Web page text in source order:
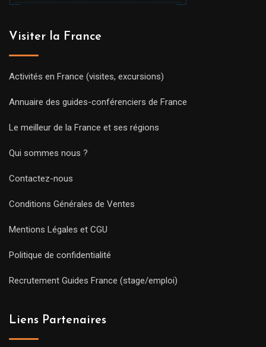
Visiter la France
Activités en France (visites, excursions)
Annuaire des guides-conférenciers de France
Le meilleur de la France et ses régions
Qui sommes nous ?
Contactez-nous
Conditions Générales de Ventes
Mentions Légales et CGU
Politique de confidentialité
Recrutement Guides France (stage/emploi)
Liens Partenaires